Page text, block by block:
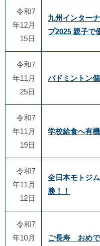
令和7
年12月
15日
九州インター
プ2025 親子で
令和7
年11月
25日
バドミントン
令和7
年11月
19日
学校給食へ有
令和7
年11月
12日
全日本モトジ
勝！！
令和7
年10月
ご長寿 おめで